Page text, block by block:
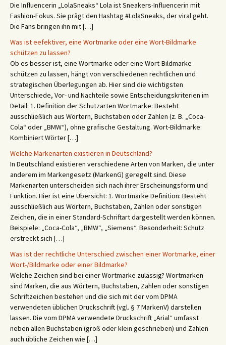
Die Influencerin „LolaSneaks“ Lola ist Sneakers-Influencerin mit
Fashion-Fokus. Sie prägt den Hashtag #LolaSneaks, der viral geht.
Die Fans bringen ihn mit […]
Was ist eefektiver, eine Wortmarke oder eine Wort-Bildmarke
schützen zu lassen?
Ob es besser ist, eine Wortmarke oder eine Wort-Bildmarke
schützen zu lassen, hängt von verschiedenen rechtlichen und
strategischen Überlegungen ab. Hier sind die wichtigsten
Unterschiede, Vor- und Nachteile sowie Entscheidungskriterien im
Detail: 1. Definition der Schutzarten Wortmarke: Besteht
ausschließlich aus Wörtern, Buchstaben oder Zahlen (z. B. „Coca-
Cola“ oder „BMW“), ohne grafische Gestaltung. Wort-Bildmarke:
Kombiniert Wörter […]
Welche Markenarten existieren in Deutschland?
In Deutschland existieren verschiedene Arten von Marken, die unter
anderem im Markengesetz (MarkenG) geregelt sind. Diese
Markenarten unterscheiden sich nach ihrer Erscheinungsform und
Funktion. Hier ist eine Übersicht: 1. Wortmarke Definition: Besteht
ausschließlich aus Wörtern, Buchstaben, Zahlen oder sonstigen
Zeichen, die in einer Standard-Schriftart dargestellt werden können.
Beispiele: „Coca-Cola“, „BMW“, „Siemens“. Besonderheit: Schutz
erstreckt sich […]
Was ist der rechtliche Unterschied zwischen einer Wortmarke, einer
Wort-/Bildmarke oder einer Bildmarke?
Welche Zeichen sind bei einer Wortmarke zulässig? Wortmarken
sind Marken, die aus Wörtern, Buchstaben, Zahlen oder sonstigen
Schriftzeichen bestehen und die sich mit der vom DPMA
verwendeten üblichen Druckschrift (vgl. § 7 MarkenV) darstellen
lassen. Die vom DPMA verwendete Druckschrift „Arial“ umfasst
neben allen Buchstaben (groß oder klein geschrieben) und Zahlen
auch übliche Zeichen wie […]